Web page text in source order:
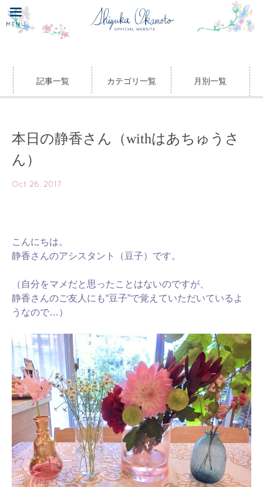
記事一覧 カテゴリ一覧 月別一覧
本日の静香さん（withはあちゅうさ
ん）
Oct 26, 2017
こんにちは。
静香さんのアシスタント（豆子）です。
（自分をマメだと思ったことはないのですが、
静香さんのご友人にも“豆子”で覚えていただいているよ
うなので…）